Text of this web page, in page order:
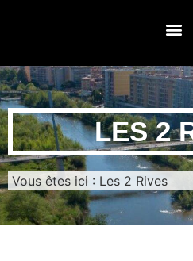
LES 2
Vous êtes ici : Les 2 Rives